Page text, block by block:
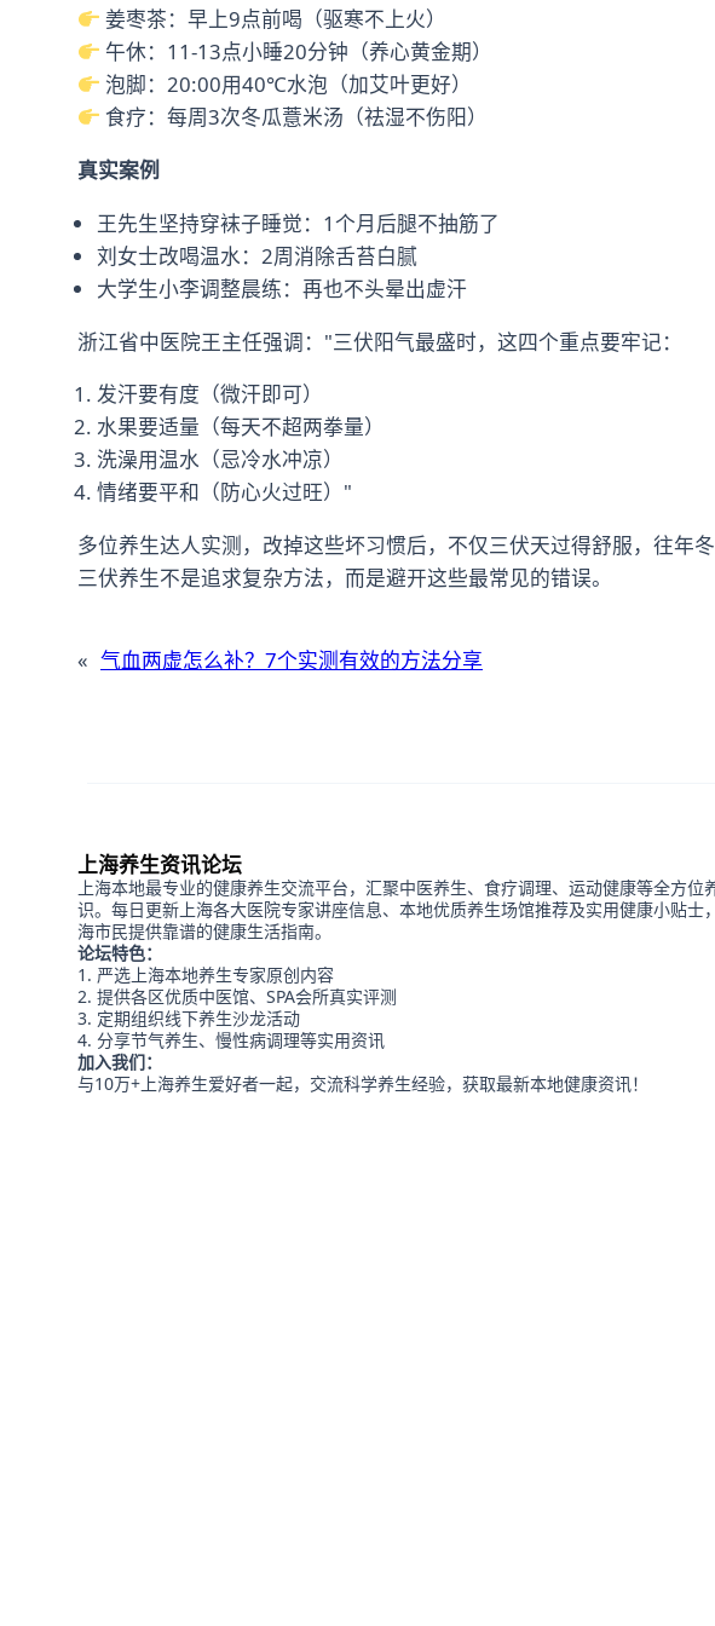
姜枣茶：早上9点前喝（驱寒不上火）
午休：11-13点小睡20分钟（养心黄金期）
泡脚：20:00用40℃水泡（加艾叶更好）
食疗：每周3次冬瓜薏米汤（祛湿不伤阳）
真实案例
王先生坚持穿袜子睡觉：1个月后腿不抽筋了
刘女士改喝温水：2周消除舌苔白腻
大学生小李调整晨练：再也不头晕出虚汗
浙江省中医院王主任强调："三伏阳气最盛时，这四个重点要牢记：
发汗要有度（微汗即可）
水果要适量（每天不超两拳量）
洗澡用温水（忌冷水冲凉）
情绪要平和（防心火过旺）"
多位养生达人实测，改掉这些坏习惯后，不仅三伏天过得舒服，往年
三伏养生不是追求复杂方法，而是避开这些最常见的错误。
« 气血两虚怎么补？7个实测有效的方法分享
上海养生资讯论坛
上海本地最专业的健康养生交流平台，汇聚中医养生、食疗调理、运动健康等全方位
识。每日更新上海各大医院专家讲座信息、本地优质养生场馆推荐及实用健康小贴士
海市民提供靠谱的健康生活指南。
论坛特色：
严选上海本地养生专家原创内容
提供各区优质中医馆、SPA会所真实评测
定期组织线下养生沙龙活动
分享节气养生、慢性病调理等实用资讯
加入我们：
与10万+上海养生爱好者一起，交流科学养生经验，获取最新本地健康资讯！